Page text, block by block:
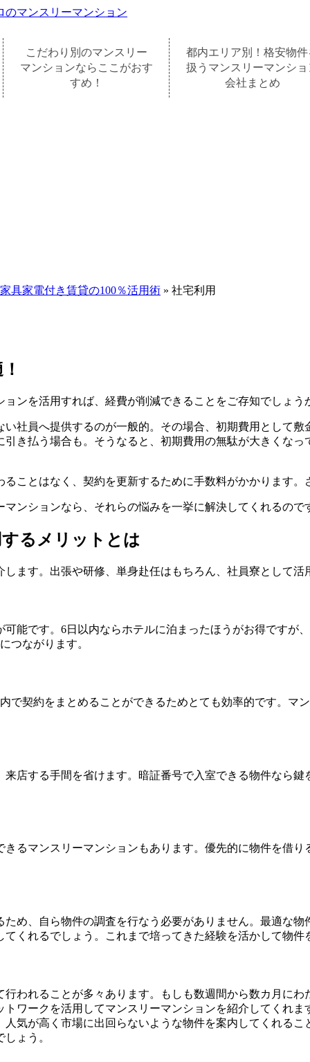
のマンスリーマンション
こだわり別のマンスリー
マンションならここがおす
すめ！
都内エリア別！格安物件
扱うマンスリーマンショ
会社まとめ
具家電付き賃貸の100％活用術 » 社宅利用
ンを活用すれば、経費が削減できることをご存知でしょう
社員へ提供するのが一般的。その場合、初期費用として
き払う場合も。そうなると、初期費用の無駄が大きくな
ことはなく、契約を更新するために手数料がかかります
ンションなら、それらの悩みを一挙に解決してくれるので
るメリットとは
ます。出張や研修、単身赴任はもちろん、社員寮として活
能です。6日以内ならホテルに泊まったほうがお得ですが
つながります。
で契約をまとめることができるためとても効率的です。マ
店する手間を省けます。暗証番号で入室できる物件なら
るマンスリーマンションもあります。優先的に物件を借
め、自ら物件の調査を行なう必要がありません。最適な
くれるでしょう。これまで培ってきた経験を活かして物
われることが多々あります。もしも数週間から数カ月に
ワークを活用してマンスリーマンションを紹介してくれ
気が高く市場に出回らないような物件を案内してくれる
ょう。